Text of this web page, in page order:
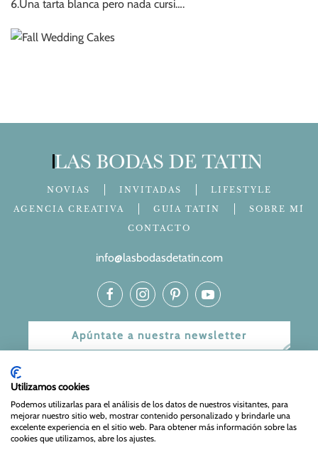
6.Una tarta blanca pero nada cursi….
NOVIAS INVITADAS
LIFESTYLE
AGENCIA CREATIVA
GUÍA TATÍN
SOBRE MÍ
CONTACTO
info@lasbodasdetatin.com
Apúntate a nuestra newsletter
Aviso Legal|Política de Privacidad y Cookies| Web Diseñada
y mantenida porEspecialistas Web
Utilizamos cookies
Podemos utilizarlas para el análisis de los datos de nuestros visitantes, para
mejorar nuestro sitio web, mostrar contenido personalizado y brindarle una
excelente experiencia en el sitio web. Para obtener más información sobre las
cookies que utilizamos, abre los ajustes.